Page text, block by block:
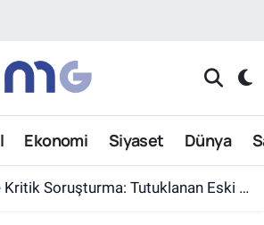
Ekonomi Siyaset Dünya
Tutuklanan Eski Yüzbaşı Burkay Karatepe Yer Gösterdi